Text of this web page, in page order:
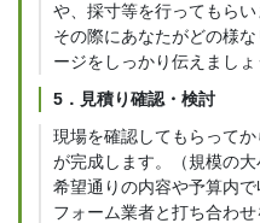
や、採寸等を行ってもらい
その際にあなたがどの様
ージをしっかり伝えましょ
5．見積り確認・検討
現場を確認してもらって
が完成します。（規模の大
希望通りの内容や予算内
フォーム業者と打ち合わせ